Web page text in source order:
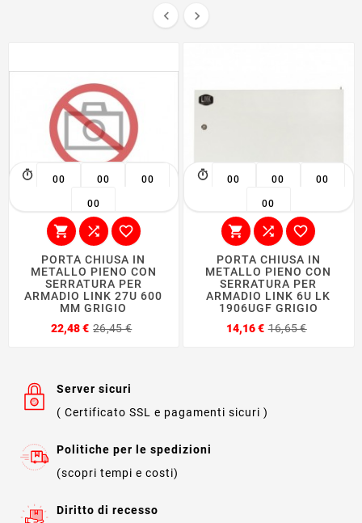
 
00 00 00
00
  
PORTA CHIUSA IN
METALLO PIENO CON
SERRATURA PER
ARMADIO LINK 27U 600
MM GRIGIO
22,48 € 26,45 €
00 00 00
00
  
PORTA CHIUSA IN
METALLO PIENO CON
SERRATURA PER
ARMADIO LINK 6U LK
1906UGF GRIGIO
14,16 € 16,65 €
Server sicuri
( Certificato SSL e pagamenti sicuri )
Politiche per le spedizioni
(scopri tempi e costi)
Diritto di recesso